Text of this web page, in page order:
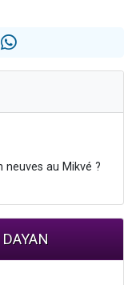
Torah-Box Music
Rivka, 6 enfants, victime de violences...
au Mikvé ?